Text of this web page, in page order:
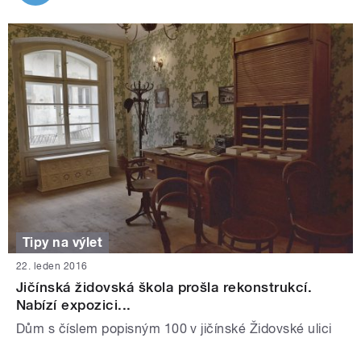
Tipy na výlet
22. leden 2016
Jičínská židovská škola prošla rekonstrukcí.
Nabízí expozici...
Dům s číslem popisným 100 v jičínské Židovské ulici